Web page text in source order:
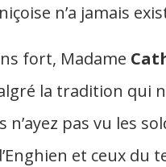
n’a jamais
fort, Madame
la tradition qui
n’ayez pas vu les
et ceux du